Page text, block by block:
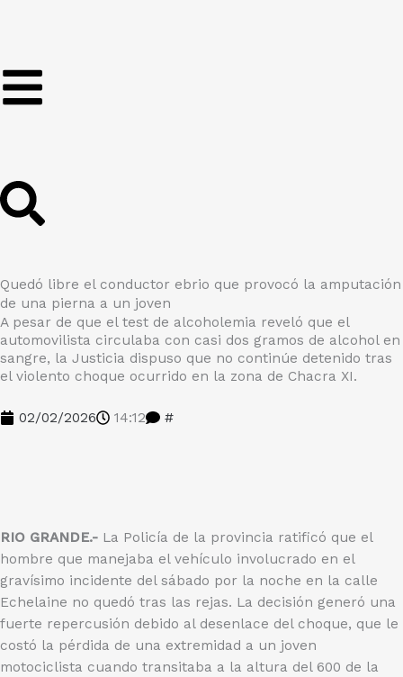
Quedó libre el conductor ebrio que provocó la amputación
de una pierna a un joven
A pesar de que el test de alcoholemia reveló que el
automovilista circulaba con casi dos gramos de alcohol en
sangre, la Justicia dispuso que no continúe detenido tras
el violento choque ocurrido en la zona de Chacra XI.
02/02/2026 14:12 #
RIO GRANDE.- La Policía de la provincia ratificó que el
hombre que manejaba el vehículo involucrado en el
gravísimo incidente del sábado por la noche en la calle
Echelaine no quedó tras las rejas. La decisión generó una
fuerte repercusión debido al desenlace del choque, que le
costó la pérdida de una extremidad a un joven
motociclista cuando transitaba a la altura del 600 de la